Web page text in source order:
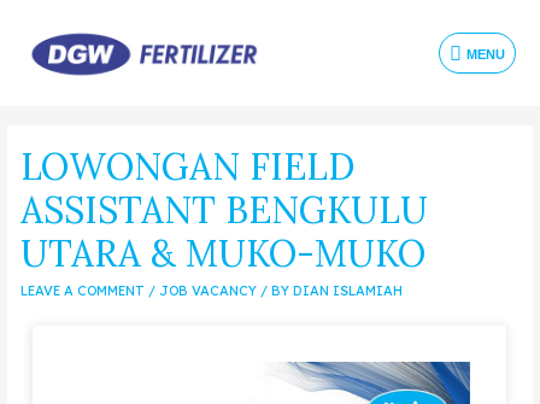
MENU
LOWONGAN FIELD
ASSISTANT BENGKULU
UTARA & MUKO-MUKO
LEAVE A COMMENT / JOB VACANCY/ BY DIAN ISLAMIAH